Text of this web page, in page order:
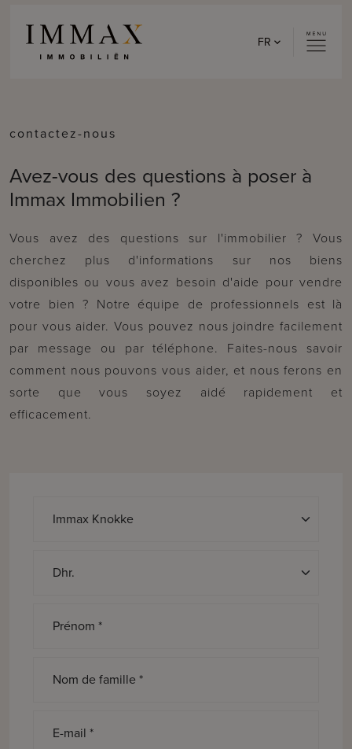
FR
contactez-nous
Avez-vous des questions à poser à
Immax Immobilien ?
Vous avez des questions sur l'immobilier ? Vous
cherchez plus d'informations sur nos biens
disponibles ou vous avez besoin d'aide pour vendre
votre bien ? Notre équipe de professionnels est là
pour vous aider. Vous pouvez nous joindre facilement
par message ou par téléphone. Faites-nous savoir
comment nous pouvons vous aider, et nous ferons en
sorte que vous soyez aidé rapidement et
efficacement.
Prénom *
Nom de famille *
E-mail *